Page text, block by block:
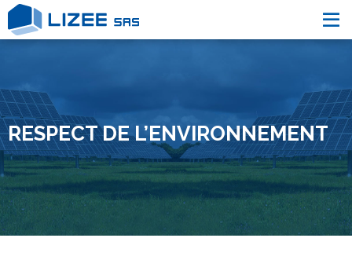
Nous contacter
RESPECT DE L’ENVIRONNEMENT